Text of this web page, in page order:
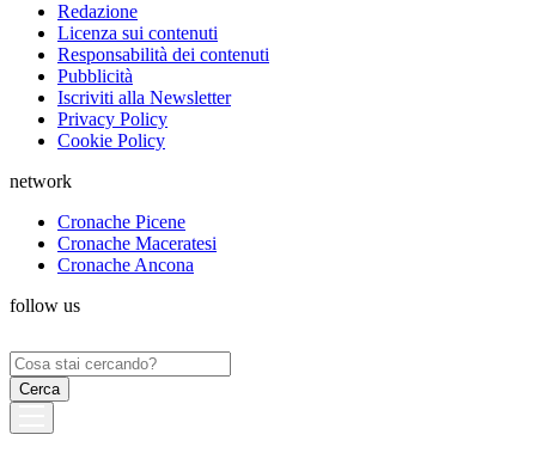
Redazione
Licenza sui contenuti
Responsabilità dei contenuti
Pubblicità
Iscriviti alla Newsletter
Privacy Policy
Cookie Policy
network
Cronache Picene
Cronache Maceratesi
Cronache Ancona
follow us
Ricerca
per: